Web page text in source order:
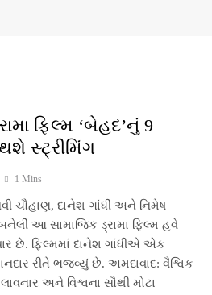
ફિલ્મ ‘બેહદ’નું 9
સ્ટ્રીમિંગ
1 Mins
ચૌહાણ, દાનેશ ગાંધી અને નિમેષ
આ સામાજિક ડ્રામા ફિલ્મ હવે
છે. ફિલ્મમાં દાનેશ ગાંધીએ એક
રીતે ભજવ્યું છે. અમદાવાદ: વૈશ્વિક
અને વિશ્વના સૌથી મોટા